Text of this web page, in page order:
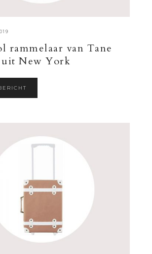
rammelaar van Tane
uit New York